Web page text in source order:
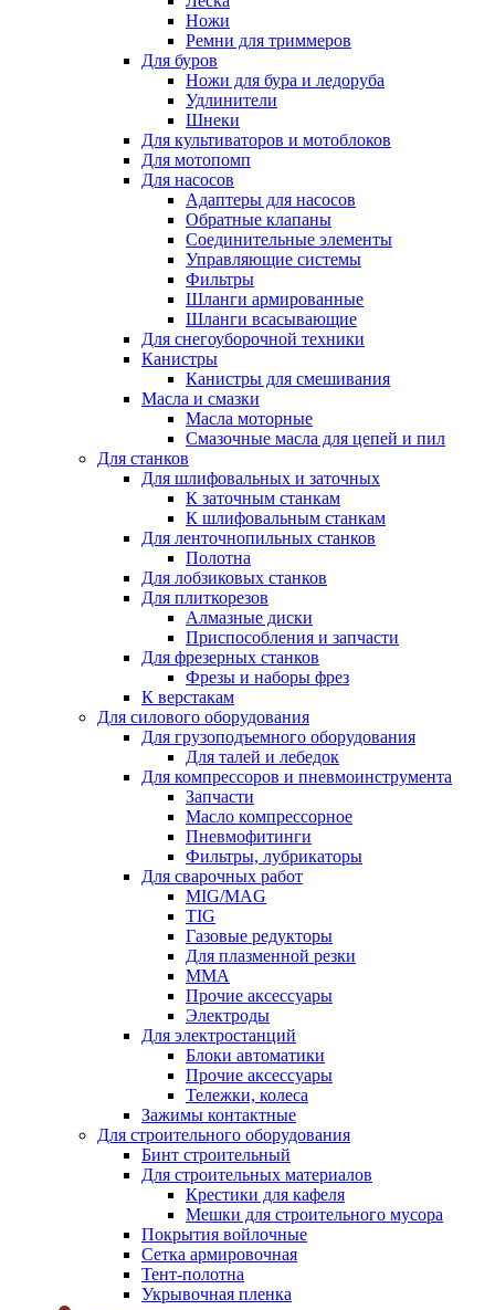
Ножи
Ремни для триммеров
Для буров
Ножи для бура и ледоруба
Удлинители
Шнеки
Для культиваторов и мотоблоков
Для мотопомп
Для насосов
Адаптеры для насосов
Обратные клапаны
Соединительные элементы
Управляющие системы
Фильтры
Шланги армированные
Шланги всасывающие
Для снегоуборочной техники
Канистры
Канистры для смешивания
Масла и смазки
Масла моторные
Смазочные масла для цепей и пил
Для станков
Для шлифовальных и заточных
К заточным станкам
К шлифовальным станкам
Для ленточнопильных станков
Полотна
Для лобзиковых станков
Для плиткорезов
Алмазные диски
Приспособления и запчасти
Для фрезерных станков
Фрезы и наборы фрез
К верстакам
Для силового оборудования
Для грузоподъемного оборудования
Для талей и лебедок
Для компрессоров и пневмоинструмента
Запчасти
Масло компрессорное
Пневмофитинги
Фильтры, лубрикаторы
Для сварочных работ
MIG/MAG
TIG
Газовые редукторы
Для плазменной резки
ММА
Прочие аксессуары
Электроды
Для электростанций
Блоки автоматики
Прочие аксессуары
Тележки, колеса
Зажимы контактные
Для строительного оборудования
Бинт строительный
Для строительных материалов
Крестики для кафеля
Мешки для строительного мусора
Покрытия войлочные
Сетка армировочная
Тент-полотна
Укрывочная пленка